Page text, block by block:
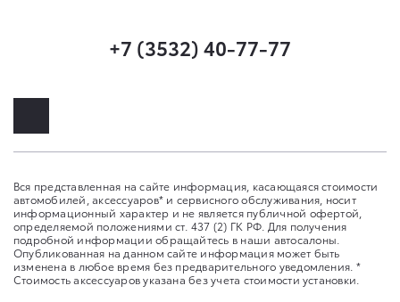
+7 (3532) 40-77-77
Вся представленная на сайте информация, касающаяся стоимости
автомобилей, аксессуаров* и сервисного обслуживания, носит
информационный характер и не является публичной офертой,
определяемой положениями ст. 437 (2) ГК РФ. Для получения
подробной информации обращайтесь в наши автосалоны.
Опубликованная на данном сайте информация может быть
изменена в любое время без предварительного уведомления. *
Стоимость аксессуаров указана без учета стоимости установки.